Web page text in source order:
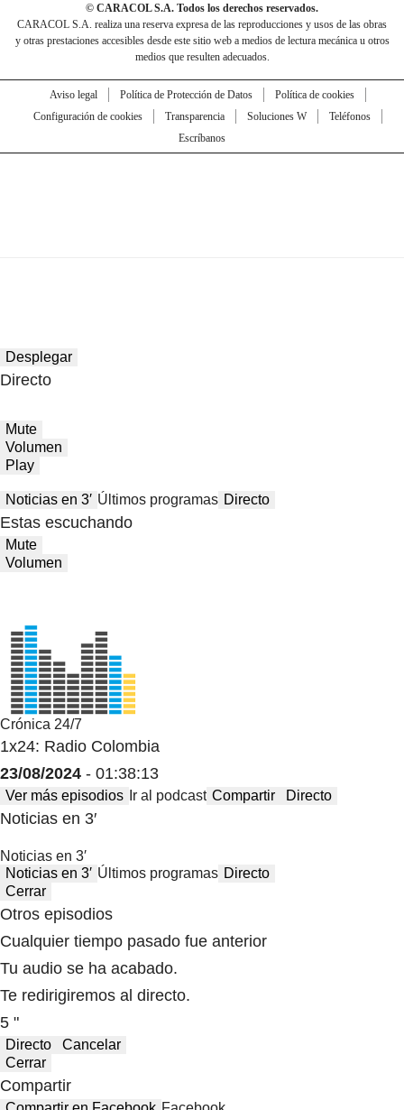
© CARACOL S.A. Todos los derechos reservados.
CARACOL S.A. realiza una reserva expresa de las reproducciones y usos de las obras
y otras prestaciones accesibles desde este sitio web a medios de lectura mecánica u otros
medios que resulten adecuados.
Aviso legal Política de Protección de Datos
Política de cookies
Configuración de cookies
Transparencia Soluciones W
Teléfonos
Escríbanos
Desplegar
Directo
Mute
Volumen
Play
Noticias en 3′ Últimos programas Directo
Estas escuchando
Mute
Volumen
Crónica 24/7
1x24: Radio Colombia
23/08/2024 - 01:38:13
Ver más episodios Ir al podcast Compartir Directo
Noticias en 3′
Noticias en 3′
Noticias en 3′ Últimos programas Directo
Cerrar
Otros episodios
Cualquier tiempo pasado fue anterior
Tu audio se ha acabado.
Te redirigiremos al directo.
5 "
Directo
Cancelar
Cerrar
Compartir